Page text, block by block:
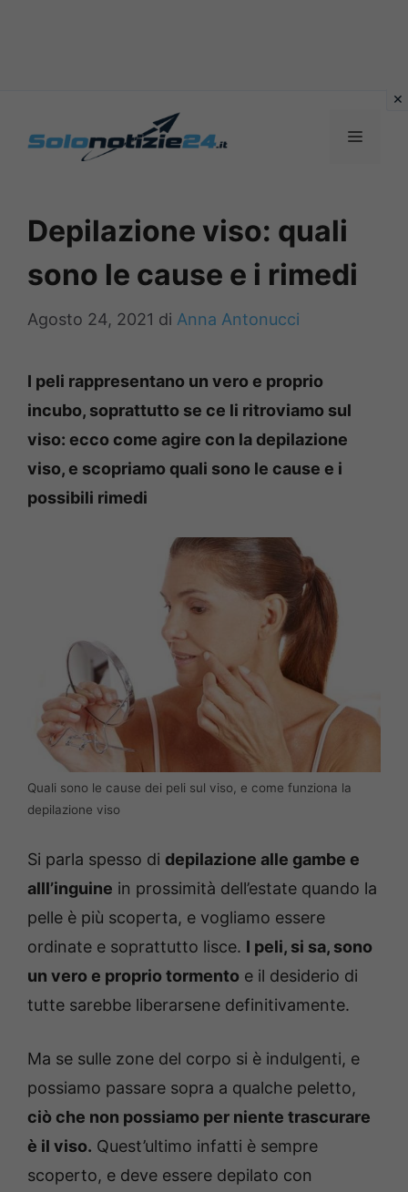
MENU
Depilazione viso: quali
sono le cause e i rimedi
Agosto 24, 2021 di Anna Antonucci
I peli rappresentano un vero e proprio
incubo, soprattutto se ce li ritroviamo sul
viso: ecco come agire con la depilazione
viso, e scopriamo quali sono le cause e i
possibili rimedi
Quali sono le cause dei peli sul viso, e come funziona la
depilazione viso
Si parla spesso di depilazione alle gambe e
alll’inguine in prossimità dell’estate quando la
pelle è più scoperta, e vogliamo essere
ordinate e soprattutto lisce. I peli, si sa, sono
un vero e proprio tormento e il desiderio di
tutte sarebbe liberarsene definitivamente.
Ma se sulle zone del corpo si è indulgenti, e
possiamo passare sopra a qualche peletto,
ciò che non possiamo per niente trascurare
è il viso. Quest’ultimo infatti è sempre
scoperto, e deve essere depilato con